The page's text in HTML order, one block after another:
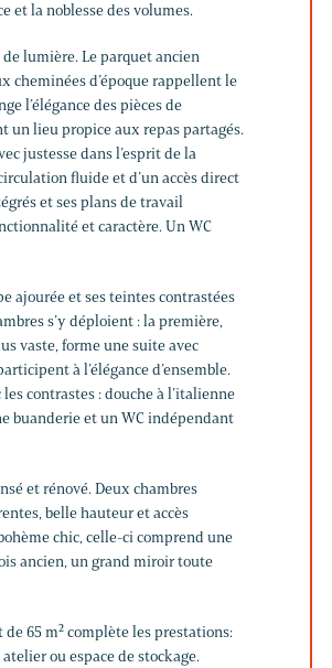
et la noblesse des volumes.
lumière. Le parquet ancien
cheminées d’époque rappellent le
l’élégance des pièces de
un lieu propice aux repas partagés.
justesse dans l’esprit de la
fluide et d’un accès direct
et ses plans de travail
et caractère. Un WC
ajourée et ses teintes contrastées
s’y déploient : la première,
vaste, forme une suite avec
à l’élégance d’ensemble.
contrastes : douche à l’italienne
buanderie et un WC indépendant
et rénové. Deux chambres
belle hauteur et accès
chic, celle-ci comprend une
ancien, un grand miroir toute
65 m² complète les prestations:
ou espace de stockage.